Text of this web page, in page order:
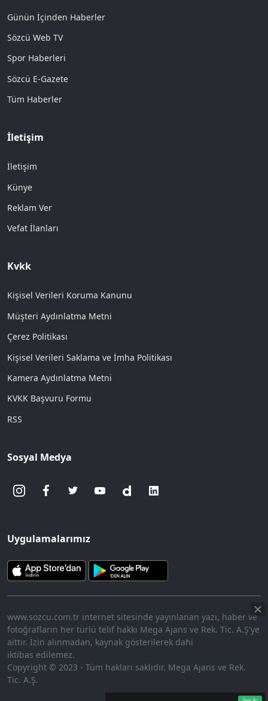
Aç
7.91%
Günün İçinden Haberler
Sözcü Web TV
Spor Haberleri
Sözcü E-Gazete
Tüm Haberler
İletişim
İletişim
Künye
Reklam Ver
Vefat İlanları
Kvkk
Kişisel Verileri Koruma Kanunu
Müşteri Aydınlatma Metni
Çerez Politikası
Kişisel Verileri Saklama ve İmha Politikası
Kamera Aydınlatma Metni
KVKK Başvuru Formu
RSS
Sosyal Medya
Uygulamalarımız
www.sozcu.com.tr internet sitesinde yayınlanan yazı, haber ve
fotoğrafların her türlü telif hakkı Mega Ajans ve Rek. Tic. A.Ş'ye
aittir. İzin alınmadan, kaynak gösterilerek dahi
iktibas edilemez.
Copyright © 2023 - Tüm hakları saklıdır. Mega Ajans ve Rek.
Tic. A.Ş.